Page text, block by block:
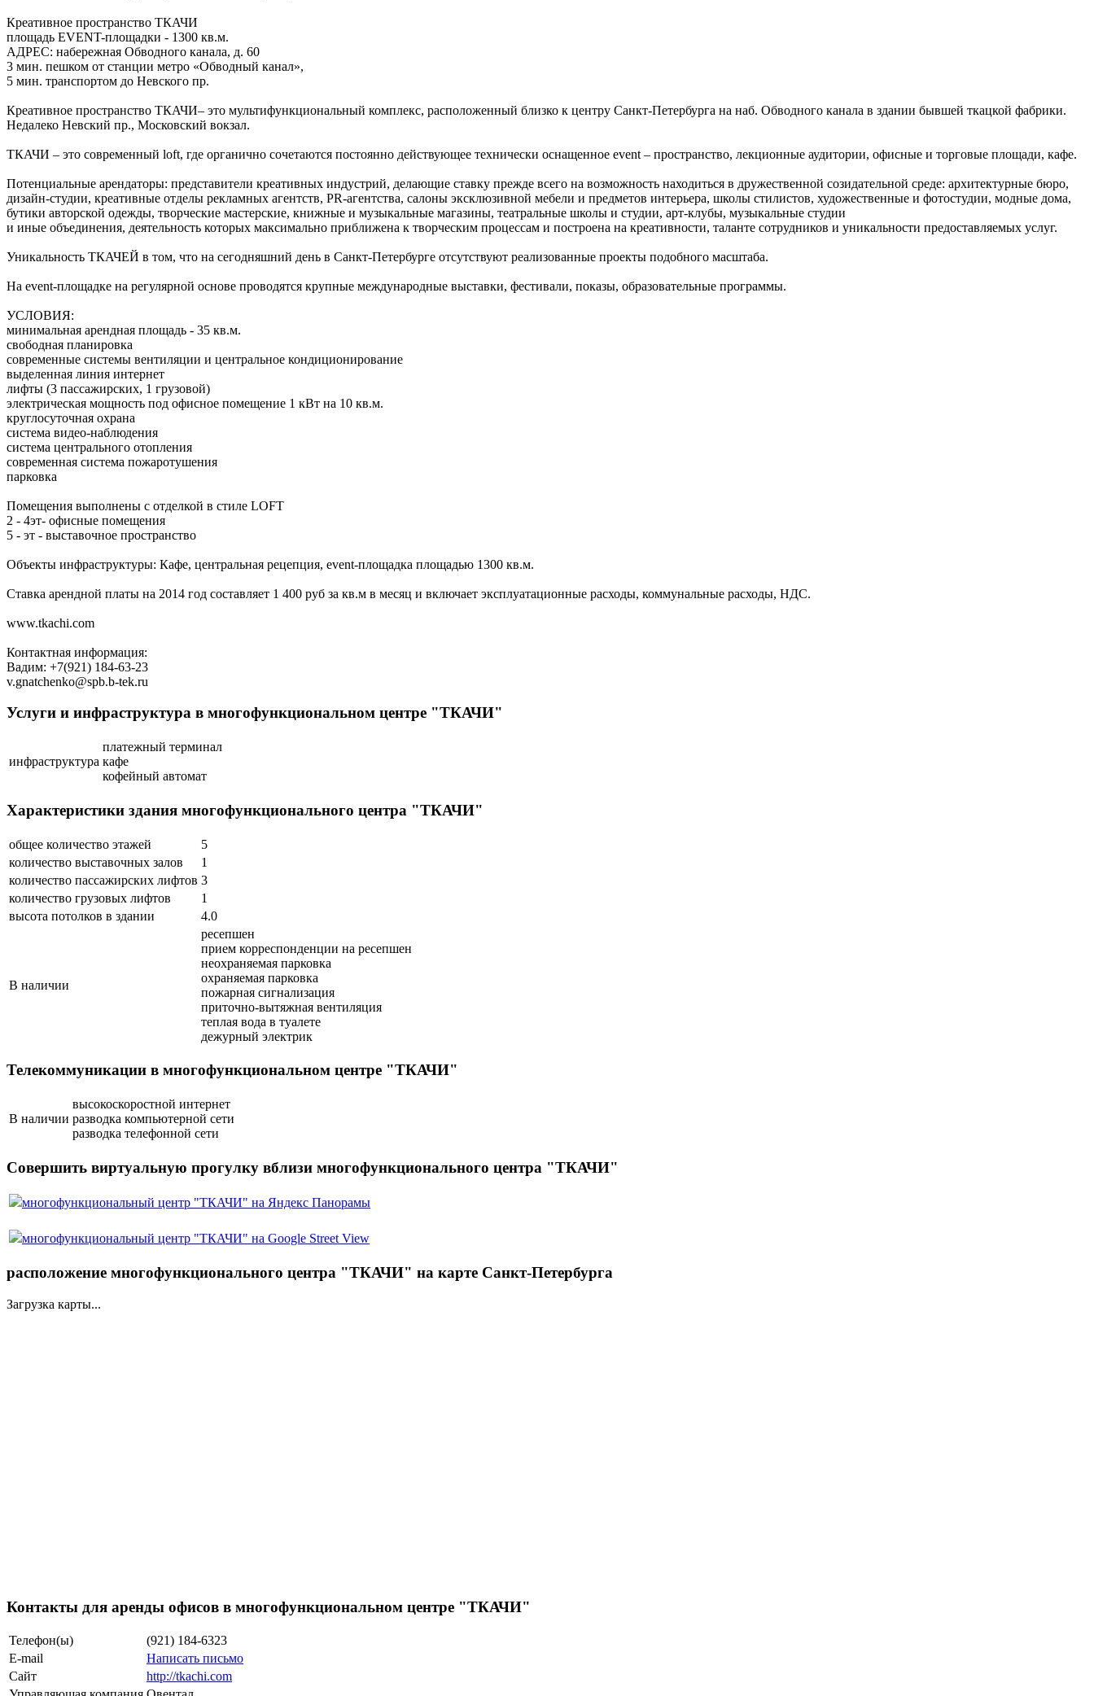
Креативное пространство ТКАЧИ
площадь EVENT-площадки - 1300 кв.м.
АДРЕС: набережная Обводного канала, д. 60
3 мин. пешком от станции метро «Обводный канал»,
5 мин. транспортом до Невского пр.
Креативное пространство ТКАЧИ– это мультифункциональный комплекс, расположенный близко к центру Санкт-Петербурга на наб. Обводного канала в здании бывшей ткацкой фабрики.
Недалеко Невский пр., Московский вокзал.
ТКАЧИ – это современный loft, где органично сочетаются постоянно действующее технически оснащенное event – пространство, лекционные аудитории, офисные и торговые площади, кафе.
Потенциальные арендаторы: представители креативных индустрий, делающие ставку прежде всего на возможность находиться в дружественной созидательной среде: архитектурные бюро,
дизайн-студии, креативные отделы рекламных агентств, PR-агентства, салоны эксклюзивной мебели и предметов интерьера, школы стилистов, художественные и фотостудии, модные дома,
бутики авторской одежды, творческие мастерские, книжные и музыкальные магазины, театральные школы и студии, арт-клубы, музыкальные студии
и иные объединения, деятельность которых максимально приближена к творческим процессам и построена на креативности, таланте сотрудников и уникальности предоставляемых услуг.
Уникальность ТКАЧЕЙ в том, что на сегодняшний день в Санкт-Петербурге отсутствуют реализованные проекты подобного масштаба.
На event-площадке на регулярной основе проводятся крупные международные выставки, фестивали, показы, образовательные программы.
УСЛОВИЯ:
минимальная арендная площадь - 35 кв.м.
свободная планировка
современные системы вентиляции и центральное кондиционирование
выделенная линия интернет
лифты (3 пассажирских, 1 грузовой)
электрическая мощность под офисное помещение 1 кВт на 10 кв.м.
круглосуточная охрана
система видео-наблюдения
система центрального отопления
современная система пожаротушения
парковка
Помещения выполнены с отделкой в стиле LOFT
2 - 4эт- офисные помещения
5 - эт - выставочное пространство
Объекты инфраструктуры: Кафе, центральная рецепция, event-площадка площадью 1300 кв.м.
Ставка арендной платы на 2014 год составляет 1 400 руб за кв.м в месяц и включает эксплуатационные расходы, коммунальные расходы, НДС.
www.tkachi.com
Контактная информация:
Вадим: +7(921) 184-63-23
v.gnatchenko@spb.b-tek.ru
Услуги и инфраструктура в многофункциональном центре "ТКАЧИ"
инфраструктура
платежный терминал
кафе
кофейный автомат
Характеристики здания многофункционального центра "ТКАЧИ"
общее количество этажей
5
количество выставочных залов
1
количество пассажирских лифтов 3
количество грузовых лифтов
1
высота потолков в здании
4.0
В наличии
ресепшен
прием корреспонденции на ресепшен
неохраняемая парковка
охраняемая парковка
пожарная сигнализация
приточно-вытяжная вентиляция
теплая вода в туалете
дежурный электрик
Телекоммуникации в многофункциональном центре "ТКАЧИ"
В наличии
высокоскоростной интернет
разводка компьютерной сети
разводка телефонной сети
Совершить виртуальную прогулку вблизи многофункционального центра "ТКАЧИ"
многофункциональный центр "ТКАЧИ" на Яндекс Панорамы
многофункциональный центр "ТКАЧИ" на Google Street View
расположение многофункционального центра "ТКАЧИ" на карте Санкт-Петербурга
Загрузка карты...
Контакты для аренды офисов в многофункциональном центре "ТКАЧИ"
Телефон(ы)
(921) 184-6323
E-mail
Написать письмо
Сайт
http://tkachi.com